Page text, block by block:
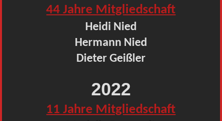
44 Jahre Mitgliedschaft
Heidi Nied
Hermann Nied
Dieter Geißler
2022
11 Jahre Mitgliedschaft